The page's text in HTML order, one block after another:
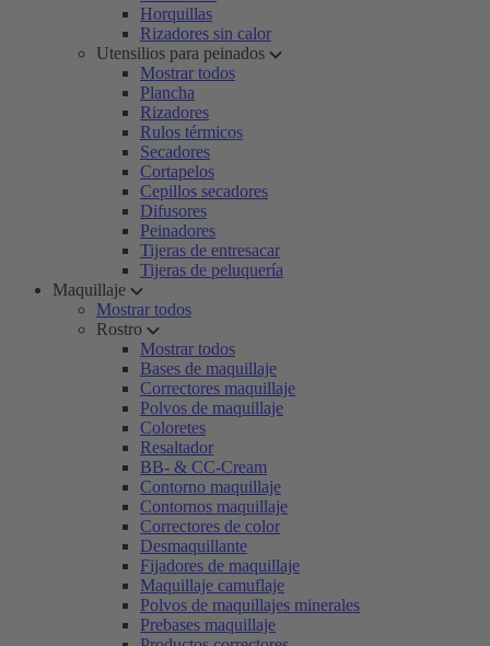
Horquillas
Rizadores sin calor
Utensilios para peinados
Mostrar todos
Plancha
Rizadores
Rulos térmicos
Secadores
Cortapelos
Cepillos secadores
Difusores
Peinadores
Tijeras de entresacar
Tijeras de peluquería
Maquillaje
Mostrar todos
Rostro
Mostrar todos
Bases de maquillaje
Correctores maquillaje
Polvos de maquillaje
Coloretes
Resaltador
BB- & CC-Cream
Contorno maquillaje
Contornos maquillaje
Correctores de color
Desmaquillante
Fijadores de maquillaje
Maquillaje camuflaje
Polvos de maquillajes minerales
Prebases maquillaje